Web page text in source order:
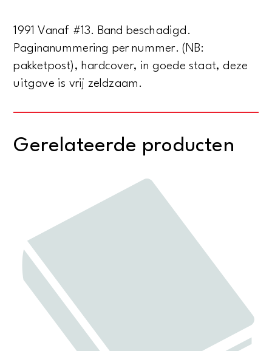
1991 Vanaf #13. Band beschadigd.
Paginanummering per nummer. (NB:
pakketpost), hardcover, in goede staat, deze
uitgave is vrij zeldzaam.
Gerelateerde producten